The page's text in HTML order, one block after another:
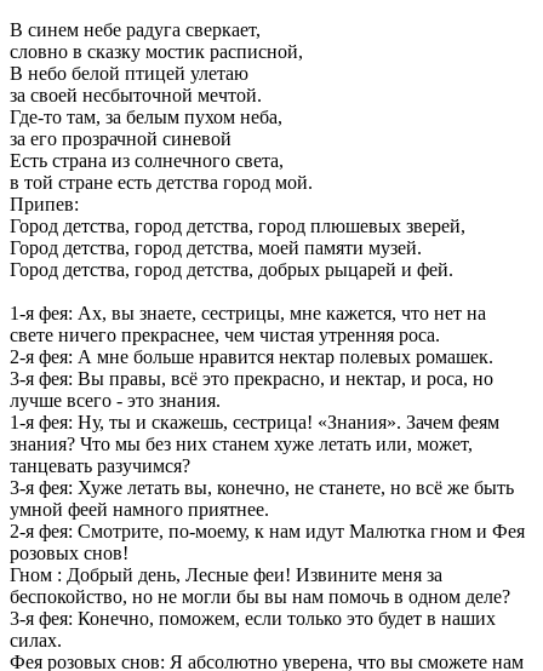
В синем небе радуга сверкает,
словно в сказку мостик расписной,
В небо белой птицей улетаю
за своей несбыточной мечтой.
Где-то там, за белым пухом неба,
за его прозрачной синевой
Есть страна из солнечного света,
в той стране есть детства город мой.
Припев:
Город детства, город детства, город плюшевых зверей,
Город детства, город детства, моей памяти музей.
Город детства, город детства, добрых рыцарей и фей.
1-я фея: Ах, вы знаете, сестрицы, мне кажется, что нет на
свете ничего прекраснее, чем чистая утренняя роса.
2-я фея: А мне больше нравится нектар полевых ромашек.
3-я фея: Вы правы, всё это прекрасно, и нектар, и роса, но
лучше всего - это знания.
1-я фея: Ну, ты и скажешь, сестрица! «Знания». Зачем феям
знания? Что мы без них станем хуже летать или, может,
танцевать разучимся?
3-я фея: Хуже летать вы, конечно, не станете, но всё же быть
умной феей намного приятнее.
2-я фея: Смотрите, по-моему, к нам идут Малютка гном и Фея
розовых снов!
Гном : Добрый день, Лесные феи! Извините меня за
беспокойство, но не могли бы вы нам помочь в одном деле?
3-я фея: Конечно, поможем, если только это будет в наших
силах.
Фея розовых снов: Я абсолютно уверена, что вы сможете нам